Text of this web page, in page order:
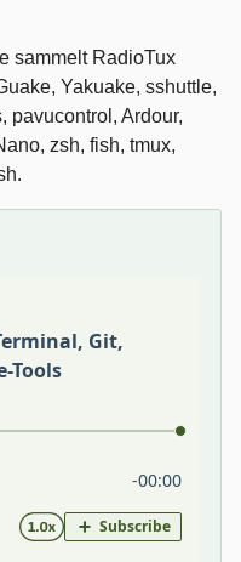
sammelt RadioTux
Yakuake, sshuttle,
pavucontrol, Ardour,
zsh, fish, tmux,